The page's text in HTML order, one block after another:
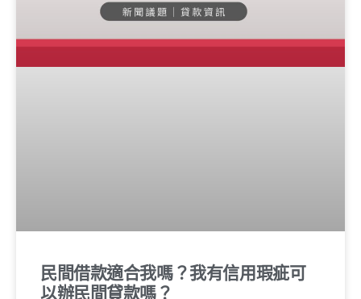
民間借款適合我嗎？我有信用瑕疵可
以辦民間貸款嗎？